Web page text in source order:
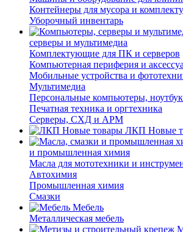
Контейнеры для мусора и
Уборочный инвентарь
серверы и мультимедиа
Комплектующие для ПК и серверов
Компьютерная периферия и
Мобильные устройства и
Мультимедиа
Персональные компьютеры,
Печатная техника и оргтехника
Серверы, СХД и АРМ
ЛКП Новые
и промышленная химия
Масла для мототехники и
Автохимия
Промышленная химия
Смазки
Мебель
Металлическая мебель